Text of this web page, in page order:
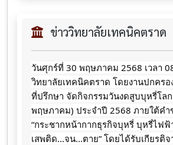
ข่าววิทยาลัยเทคนิคตราด
วันศุกร์ที่ 30 พฤษภาคม 2568 เวลา
วิทยาลัยเทคนิคตราด โดยงานปกครอ
ที่ปรึกษา จัดกิจกรรมวันงดสูบบุหรี่โลก
พฤษภาคม) ประจำปี 2568 ภายใต้ค
“กระชากหน้ากากธุรกิจบุหรี่ บุหรี่ไฟ
เสพติด...จน...ตาย” โดยได้รับเกียรติ